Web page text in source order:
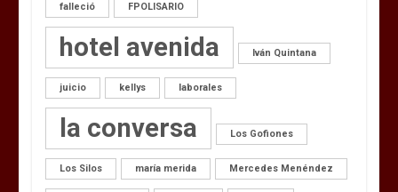
falleció FPOLISARIO
hotel avenida Iván Quintana
juicio kellys laborales
la conversa Los Gofiones
Los Silos maría merida Mercedes Menéndez